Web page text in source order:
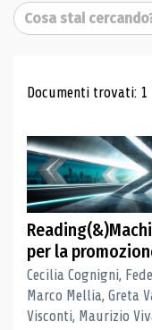
Cerca
Risultati
Documenti trovati: 1
per la
Cecilia Cognigni,
Marco Mellia, Greta
Visconti, Maurizio